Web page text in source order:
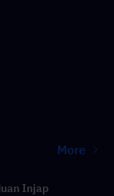
More
Injap